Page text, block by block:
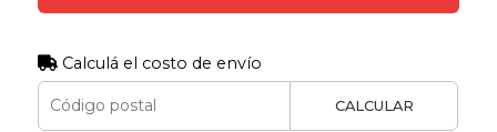
Calculá el costo de envío
CALCULAR